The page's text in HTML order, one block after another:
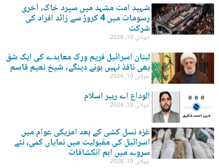
شہید امت مشہد میں سپرد خاک، آخری
رسومات میں 4 کروڑ سے زائد افراد کی
شرکت
جولائی 10, 2026
لبنان اسرائیل فریم ورک معاہدے کی ایک شق
بھی نافذ نہیں ہونے دینگے، شیخ نعیم قاسم
جولائی 10, 2026
الوداع اے رہبر اسلام
جولائی 10, 2026
غزہ نسل کشی کے بعد امریکی عوام میں
اسرائیل کی مقبولیت میں نمایاں کمی، نئے
سروے میں اہم انکشافات
جولائی 10, 2026